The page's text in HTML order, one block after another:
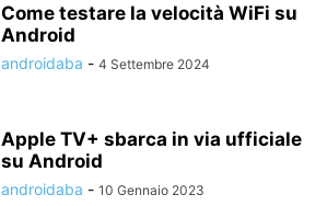
Come testare la velocità WiFi su
Android
androidaba - 4 Settembre 2024
Apple TV+ sbarca in via ufficiale
su Android
androidaba - 10 Gennaio 2023